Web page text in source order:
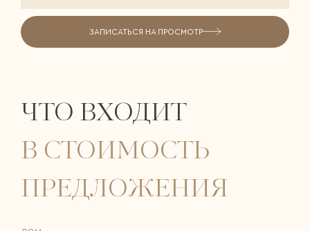
ЗАПИСАТЬСЯ НА ПРОСМОТР
ЧТО ВХОДИТ
В СТОИМОСТЬ
ПРЕДЛОЖЕНИЯ